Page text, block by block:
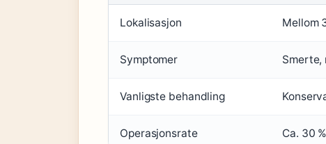
Lokalisasjon Mellom
Symptomer Smerte,
Vanligste behandling
Operasjonsrate Ca. 30